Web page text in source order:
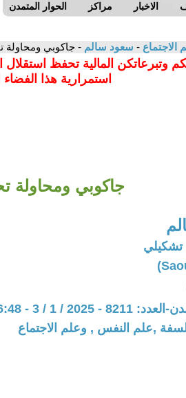
الحوار المتمدن مراكز الاخبار
الاجتماع - سعود سالم - جاكوبي ومحاولة
وتبرعاتكن المالية تحفظ
استمرارية هذا الفضاء
جاكوبي ومحاولة
تشكيلي
- 2025 / 1 / 3 - 16:48
,علم النفس , وعلم الاجتماع